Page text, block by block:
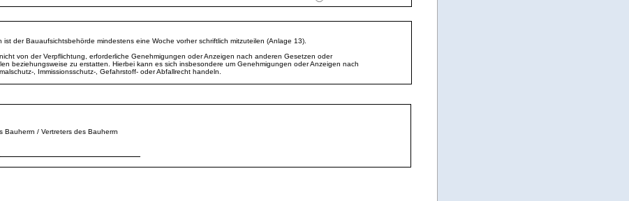
ist der Bauaufsichtsbehörde mindestens eine Woche vorher schriftlich mitzuteilen (Anlage 13).
von der Verpflichtung, erforderliche Genehmigungen oder Anzeigen nach anderen Gesetzen oder
beziehungsweise zu erstatten. Hierbei kann es sich insbesondere um Genehmigungen oder Anzeigen nach
, Immissionsschutz-, Gefahrstoff- oder Abfallrecht handeln.
Bauherrn / Vertreters des Bauherrn